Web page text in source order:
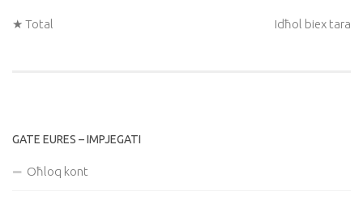
★ Total Idħol biex tara
GATE EURES – IMPJEGATI
Oħloq kont